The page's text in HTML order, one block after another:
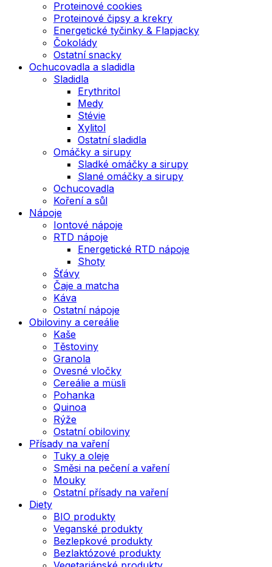
Proteinové cookies
Proteinové čipsy a krekry
Energetické tyčinky & Flapjacky
Čokolády
Ostatní snacky
Ochucovadla a sladidla
Sladidla
Erythritol
Medy
Stévie
Xylitol
Ostatní sladidla
Omáčky a sirupy
Sladké omáčky a sirupy
Slané omáčky a sirupy
Ochucovadla
Koření a sůl
Nápoje
Iontové nápoje
RTD nápoje
Energetické RTD nápoje
Shoty
Šťávy
Čaje a matcha
Káva
Ostatní nápoje
Obiloviny a cereálie
Kaše
Těstoviny
Granola
Ovesné vločky
Cereálie a müsli
Pohanka
Quinoa
Rýže
Ostatní obiloviny
Přísady na vaření
Tuky a oleje
Směsi na pečení a vaření
Mouky
Ostatní přísady na vaření
Diety
BIO produkty
Veganské produkty
Bezlepkové produkty
Bezlaktózové produkty